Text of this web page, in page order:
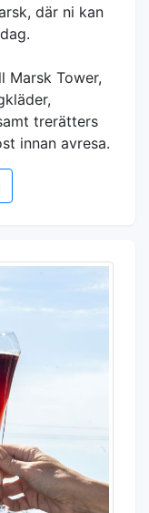
där ni kan
Marsk Tower,
trerätters
innan avresa.